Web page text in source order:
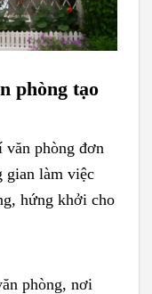
phòng tạo
phòng đơn
gian làm việc
hứng khởi cho
phòng, nơi